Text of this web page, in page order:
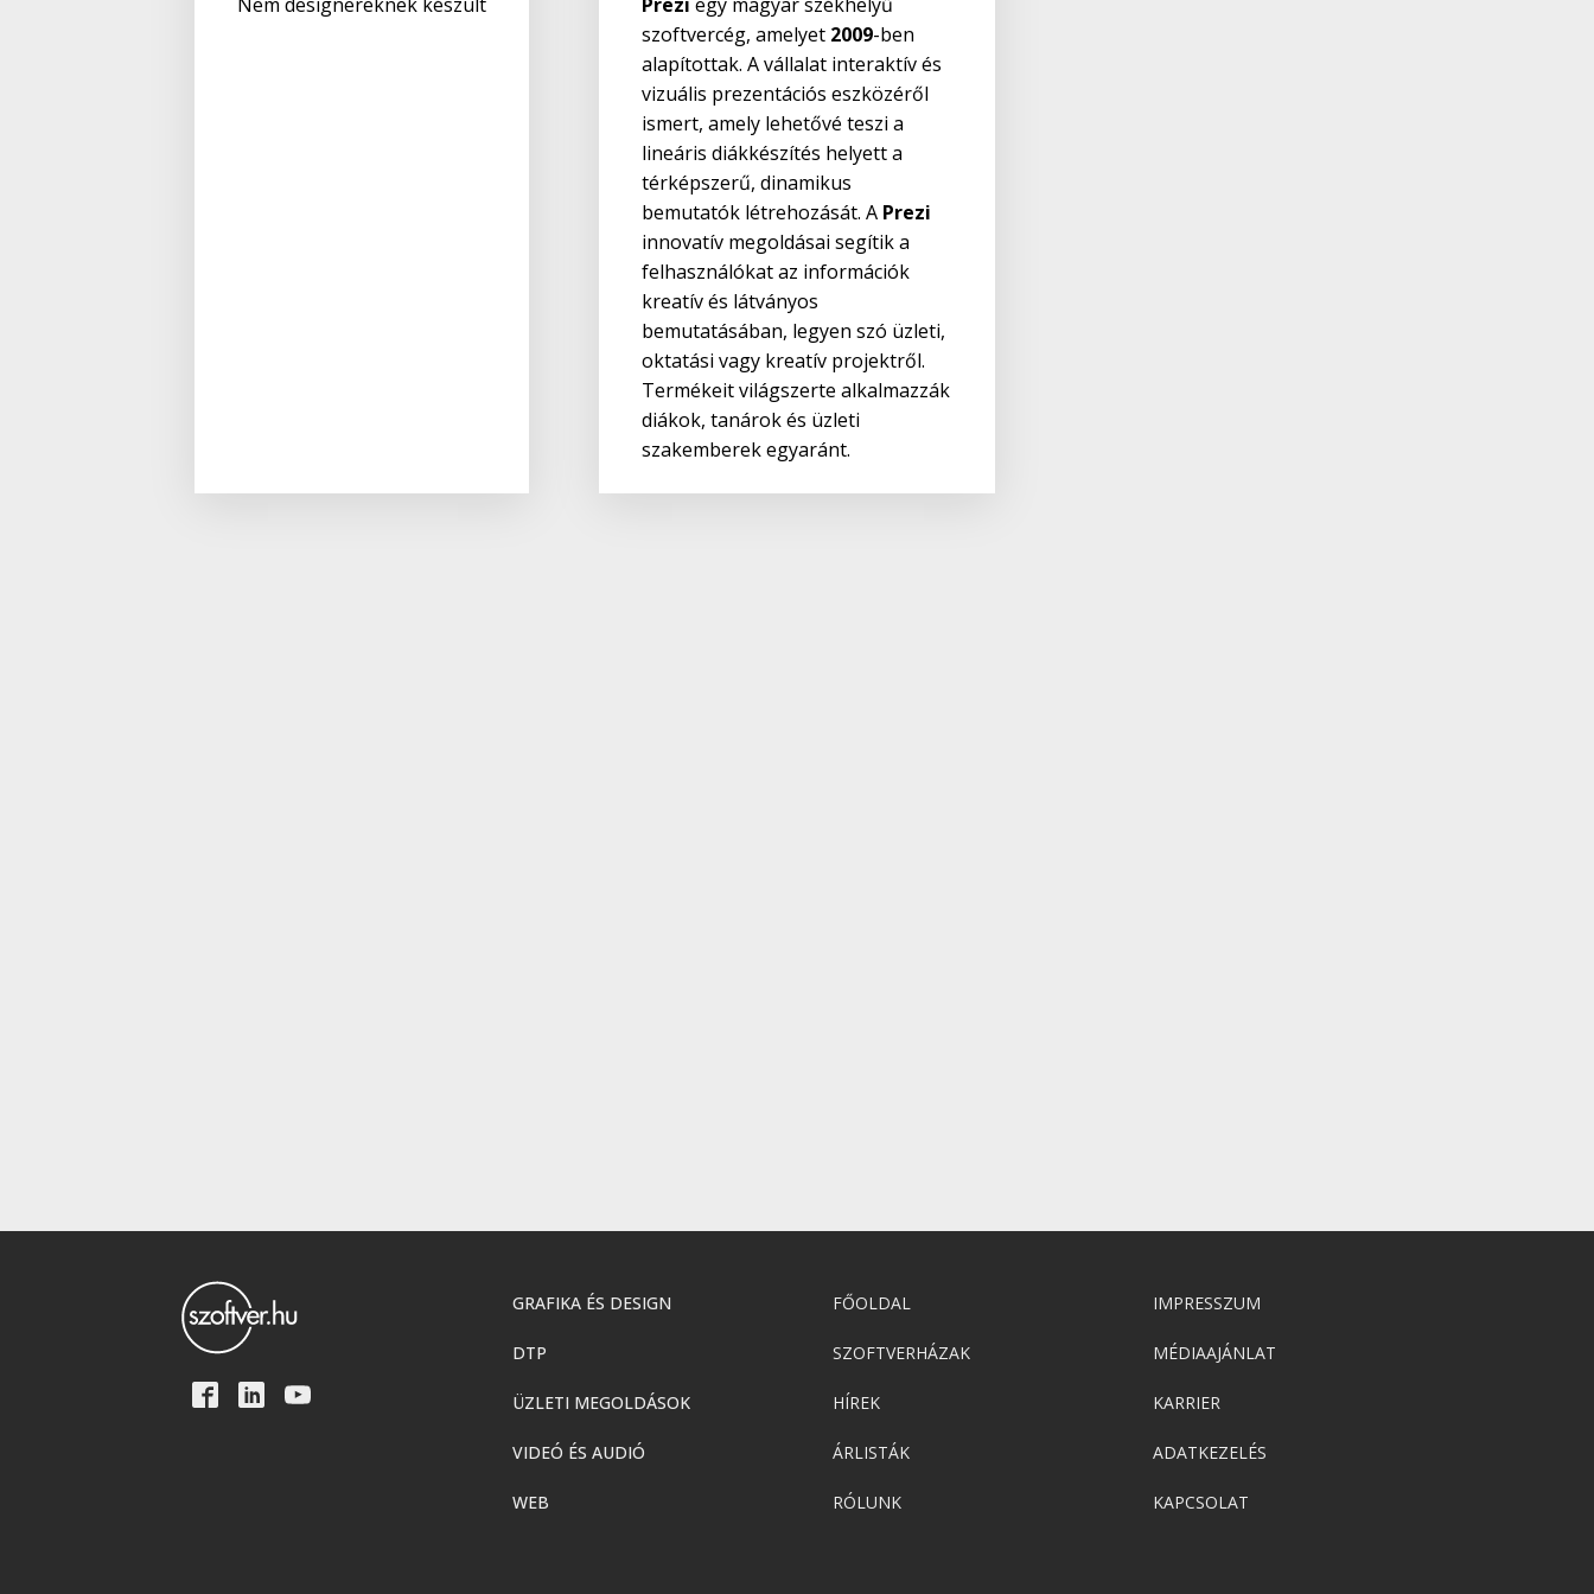
szoftvercég, amelyet 2009-ben
alapítottak. A vállalat interaktív és
vizuális prezentációs eszközéről
ismert, amely lehetővé teszi a
lineáris diákkészítés helyett a
térképszerű, dinamikus
bemutatók létrehozását. A Prezi
innovatív megoldásai segítik a
felhasználókat az információk
kreatív és látványos
bemutatásában, legyen szó üzleti,
oktatási vagy kreatív projektről.
Termékeit világszerte alkalmazzák
diákok, tanárok és üzleti
szakemberek egyaránt.
GRAFIKA ÉS DESIGN
DTP
ÜZLETI MEGOLDÁSOK
VIDEÓ ÉS AUDIÓ
WEB
FŐOLDAL
SZOFTVERHÁZAK
HÍREK
ÁRLISTÁK
RÓLUNK
IMPRESSZUM
MÉDIAAJÁNLAT
KARRIER
ADATKEZELÉS
KAPCSOLAT